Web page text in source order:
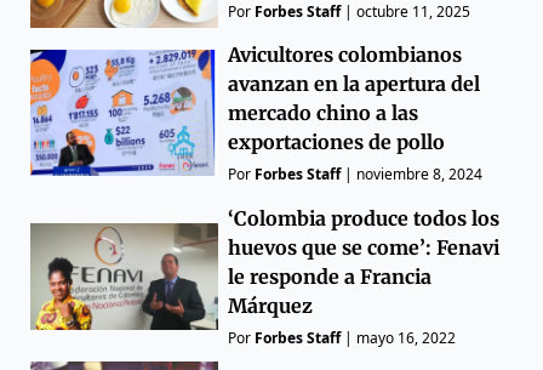
Por Forbes Staff|octubre 11, 2025
Avicultores colombianos
avanzan en la apertura del
mercado chino a las
exportaciones de pollo
Por Forbes Staff| noviembre 8, 2024
‘Colombia produce todos los
huevos que se come’: Fenavi
le responde a Francia
Márquez
Por Forbes Staff| mayo 16, 2022